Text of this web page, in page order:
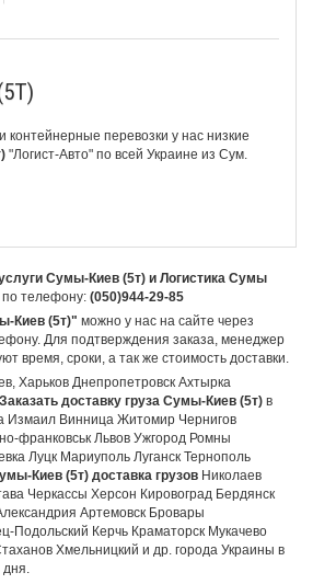
контейнерные перевозки у нас низкие
"Логист-Авто" по всей Украине из Сум.
Сумы-Киев (5т) и Логистика Сумы
телефону: (050)944-29-85
Киев (5т)" можно у нас на сайте через
Для подтверждения заказа, менеджер
время, сроки, а так же стоимость доставки.
Харьков Днепропетровск Ахтырка
Заказать доставку груза Сумы-Киев (5т) в
Измаил Винница Житомир Чернигов
франковськ Львов Ужгород Ромны
Луцк Мариуполь Луганск Тернополь
Киев (5т) доставка грузов Николаев
Черкассы Херсон Кировоград Бердянск
Артемовск Бровары
Подольский Керчь Краматорск Мукачево
Хмельницкий и др. города Украины в
дня.